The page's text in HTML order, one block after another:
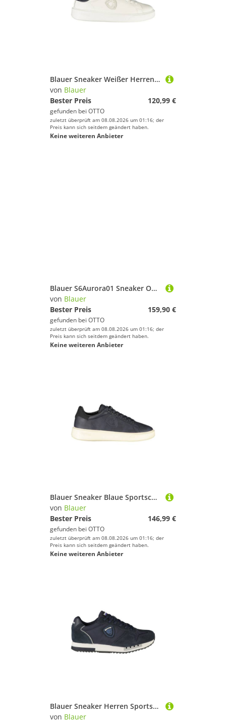
Blauer Sneaker Weißer Herrensportschuh mit blauen Details und
von Blauer
Bester Preis
120,99 €
gefunden bei OTTO
zuletzt überprüft am 08.08.2026 um 01:16; der
Preis kann sich seitdem geändert haben.
Keine weiteren Anbieter
Blauer S6Aurora01 Sneaker Obermaterial: Leder und Sonstiges Material
von Blauer
Bester Preis
159,90 €
gefunden bei OTTO
zuletzt überprüft am 08.08.2026 um 01:16; der
Preis kann sich seitdem geändert haben.
Keine weiteren Anbieter
Blauer Sneaker Blaue Sportschuhe für Herren mit kontrastierender
von Blauer
Bester Preis
146,99 €
gefunden bei OTTO
zuletzt überprüft am 08.08.2026 um 01:16; der
Preis kann sich seitdem geändert haben.
Keine weiteren Anbieter
Blauer Sneaker Herren Sportschuhe – Blau, Schnürsenkel
von Blauer